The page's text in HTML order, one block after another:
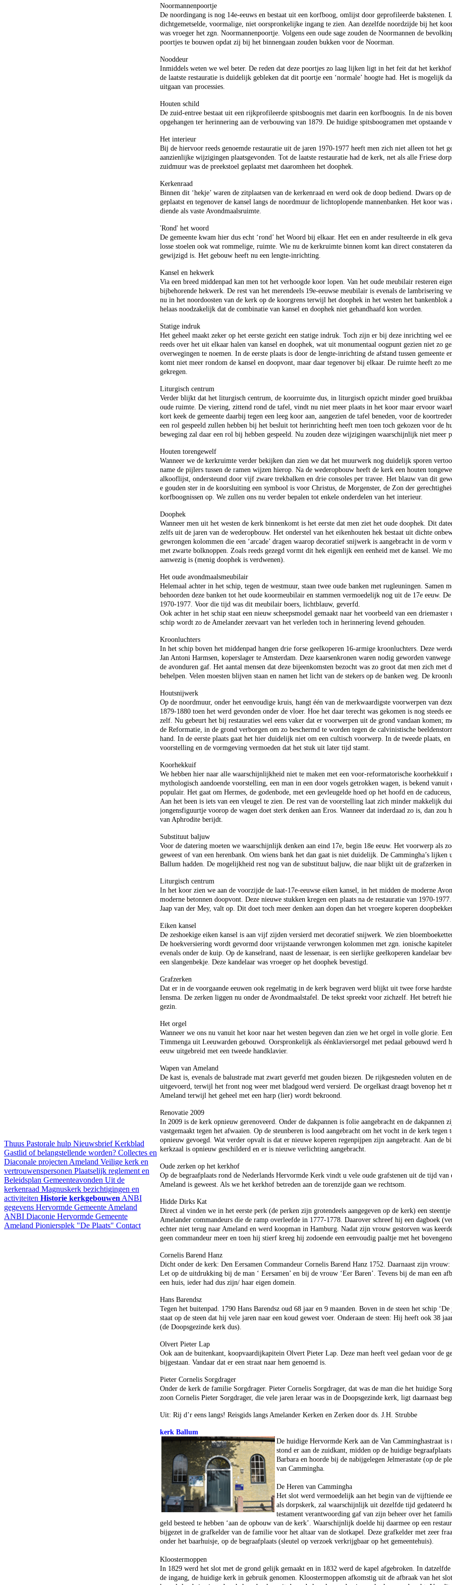
Thuus Pastorale hulp NieuwsbriefKerkblad
Gastlid of belangstellende worden? Collectes en
Diaconale projecten Ameland Veilige kerk en
vertrouwenspersonen Plaatselijk reglement en
Beleidsplan Gemeenteavonden Uit de
kerkenraad Magnuskerk bezichtigingen en
activiteiten Historie kerkgebouwen ANBI
gegevens Hervormde Gemeente Ameland
ANBI Diaconie Hervormde Gemeente
Ameland Pioniersplek "De Plaats" Contact
Noormannenpoortje
De noordingang is nog 14e-eeuws en bestaat uit een korfboog, omlijst door geprofileerde bakstenen.
dichtgemetselde, voormalige, niet oorspronkelijke ingang te zien. Aan dezelfde noordzijde bij het
was vroeger het zgn. Noormannenpoortje. Volgens een oude sage zouden de Noormannen de
poortjes te bouwen opdat zij bij het binnengaan zouden bukken voor de Noorman.
Nooddeur
Inmiddels weten we wel beter. De reden dat deze poortjes zo laag lijken ligt in het feit dat het
de laatste restauratie is duidelijk gebleken dat dit poortje een ‘normale’ hoogte had. Het is mogelijk
uitgaan van processies.
Houten schild
De zuid-entree bestaat uit een rijkprofileerde spitsboognis met daarin een korfboognis. In de nis
opgehangen ter herinnering aan de verbouwing van 1879. De huidige spitsboogramen met opstaande
Het interieur
Bij de hiervoor reeds genoemde restauratie uit de jaren 1970-1977 heeft men zich niet alleen tot het
aanzienlijke wijzigingen plaatsgevonden. Tot de laatste restauratie had de kerk, net als alle Friese
zuidmuur was de preekstoel geplaatst met daaromheen het doophek.
Kerkenraad
Binnen dit ‘hekje’ waren de zitplaatsen van de kerkenraad en werd ook de doop bediend. Dwars op
geplaatst en tegenover de kansel langs de noordmuur de lichtoplopende mannenbanken. Het koor
diende als vaste Avondmaalsruimte.
'Rond' het woord
De gemeente kwam hier dus echt ‘rond’ het Woord bij elkaar. Het een en ander resulteerde in elk
losse stoelen ook wat rommelige, ruimte. Wie nu de kerkruimte binnen komt kan direct constateren
gewijzigd is. Het gebouw heeft nu een lengte-inrichting.
Kansel en hekwerk
Via een breed middenpad kan men tot het verhoogde koor lopen. Van het oude meubilair resteren
bijbehorende hekwerk. De rest van het merendeels 19e-eeuwse meubilair is evenals de lambrisering
nu in het noordoosten van de kerk op de koorgrens terwijl het doophek in het westen het bankenblok
helaas noodzakelijk dat de combinatie van kansel en doophek niet gehandhaafd kon worden.
Statige indruk
Het geheel maakt zeker op het eerste gezicht een statige indruk. Toch zijn er bij deze inrichting wel
reeds over het uit elkaar halen van kansel en doophek, wat uit monumentaal oogpunt gezien niet zo
overwegingen te noemen. In de eerste plaats is door de lengte-inrichting de afstand tussen gemeente
komt niet meer rondom de kansel en doopvont, maar daar tegenover bij elkaar. De ruimte heeft zo
gekregen.
Liturgisch centrum
Verder blijkt dat het liturgisch centrum, de koorruimte dus, in liturgisch opzicht minder goed
oude ruimte. De viering, zittend rond de tafel, vindt nu niet meer plaats in het koor maar ervoor
kort keek de gemeente daarbij tegen een leeg koor aan, aangezien de tafel beneden, voor de
een rol gespeeld zullen hebben bij het besluit tot herinrichting heeft men toen toch gekozen voor de
beweging zal daar een rol bij hebben gespeeld. Nu zouden deze wijzigingen waarschijnlijk niet meer
Houten torengewelf
Wanneer we de kerkruimte verder bekijken dan zien we dat het muurwerk nog duidelijk sporen
name de pijlers tussen de ramen wijzen hierop. Na de wederopbouw heeft de kerk een houten
alkooflijst, ondersteund door vijf zware trekbalken en drie consoles per travee. Het blauw van dit
e gouden ster in de koorsluiting een symbool is voor Christus, de Morgenster, de Zon der
korfboognissen op. We zullen ons nu verder bepalen tot enkele onderdelen van het interieur.
Doophek
Wanneer men uit het westen de kerk binnenkomt is het eerste dat men ziet het oude doophek. Dit
zelfs uit de jaren van de wederopbouw. Het onderstel van het eikenhouten hek bestaat uit dichte
gewrongen kolommen die een ‘arcade’ dragen waarop decoratief snijwerk is aangebracht in de
met zwarte bolknoppen. Zoals reeds gezegd vormt dit hek eigenlijk een eenheid met de kansel. We
aanwezig is (menig doophek is verdwenen).
Het oude avondmaalsmeubilair
Helemaal achter in het schip, tegen de westmuur, staan twee oude banken met rugleuningen. Samen
behoorden deze banken tot het oude koormeubilair en stammen vermoedelijk nog uit de 17e eeuw.
1970-1977. Voor die tijd was dit meubilair boers, lichtblauw, geverfd.
Ook achter in het schip staat een nieuw scheepsmodel gemaakt naar het voorbeeld van een
schip wordt zo de Amelander zeevaart van het verleden toch in herinnering levend gehouden.
Kroonluchters
In het schip boven het middenpad hangen drie forse geelkoperen 16-armige kroonluchters. Deze
Jan Antoni Harmsen, koperslager te Amsterdam. Deze kaarsenkronen waren nodig geworden
de avonduren gaf. Het aantal mensen dat deze bijeenkomsten bezocht was zo groot dat men zich met
behelpen. Velen moesten blijven staan en namen het licht van de stekers op de banken weg. De
Houtsnijwerk
Op de noordmuur, onder het eenvoudige kruis, hangt één van de merkwaardigste voorwerpen van
1879-1880 toen het werd gevonden onder de vloer. Hoe het daar terecht was gekomen is nog steeds
zelf. Nu gebeurt het bij restauraties wel eens vaker dat er voorwerpen uit de grond vandaan komen;
de Reformatie, in de grond verborgen om zo beschermd te worden tegen de calvinistische
hand. In de eerste plaats gaat het hier duidelijk niet om een cultisch voorwerp. In de tweede plaats,
voorstelling en de vormgeving vermoeden dat het stuk uit later tijd stamt.
Koorhekkuif
We hebben hier naar alle waarschijnlijkheid niet te maken met een voor-reformatorische koorhekkuif
mythologisch aandoende voorstelling, een man in een door vogels getrokken wagen, is bekend
populair. Het gaat om Hermes, de godenbode, met een gevleugelde hoed op het hoofd en de
Aan het been is iets van een vleugel te zien. De rest van de voorstelling laat zich minder makkelijk
jongensfiguurtje voorop de wagen doet sterk denken aan Eros. Wanneer dat inderdaad zo is, dan
van Aphrodite berijdt.
Substituut baljuw
Voor de datering moeten we waarschijnlijk denken aan eind 17e, begin 18e eeuw. Het voorwerp als
geweest of van een herenbank. Om wiens bank het dan gaat is niet duidelijk. De Cammingha’s lijken
Ballum hadden. De mogelijkheid rest nog van de substituut baljuw, die naar blijkt uit de grafzerken
Liturgisch centrum
In het koor zien we aan de voorzijde de laat-17e-eeuwse eiken kansel, in het midden de moderne
moderne betonnen doopvont. Deze nieuwe stukken kregen een plaats na de restauratie van 1970-
Jaap van der Mey, valt op. Dit doet toch meer denken aan dopen dan het vroegere koperen
Eiken kansel
De zeshoekige eiken kansel is aan vijf zijden versierd met decoratief snijwerk. We zien
De hoekversiering wordt gevormd door vrijstaande verwrongen kolommen met zgn. ionische
evenals onder de kuip. Op de kanselrand, naast de lessenaar, is een sierlijke geelkoperen kandelaar
een slangenbekje. Deze kandelaar was vroeger op het doophek bevestigd.
Grafzerken
Dat er in de voorgaande eeuwen ook regelmatig in de kerk begraven werd blijkt uit twee forse
Iensma. De zerken liggen nu onder de Avondmaalstafel. De tekst spreekt voor zichzelf. Het betreft
gezin.
Het orgel
Wanneer we ons nu vanuit het koor naar het westen begeven dan zien we het orgel in volle glorie.
Timmenga uit Leeuwarden gebouwd. Oorspronkelijk als éénklaviersorgel met pedaal gebouwd werd
eeuw uitgebreid met een tweede handklavier.
Wapen van Ameland
De kast is, evenals de balustrade mat zwart geverfd met gouden biezen. De rijkgesneden voluten en
uitgevoerd, terwijl het front nog weer met bladgoud werd versierd. De orgelkast draagt bovenop het
Ameland terwijl het geheel met een harp (lier) wordt bekroond.
Renovatie 2009
In 2009 is de kerk opnieuw gerenoveerd. Onder de dakpannen is folie aangebracht en de dakpannen
vastgemaakt tegen het afwaaien. Op de steunberen is lood aangebracht om het vocht in de kerk
opnieuw gevoegd. Wat verder opvalt is dat er nieuwe koperen regenpijpen zijn aangebracht. Aan de
kerkzaal is opnieuw geschilderd en er is nieuwe verlichting aangebracht.
Oude zerken op het kerkhof
Op de begraafplaats rond de Nederlands Hervormde Kerk vindt u vele oude grafstenen uit de tijd
Ameland is geweest. Als we het kerkhof betreden aan de torenzijde gaan we rechtsom.
Hidde Dirks Kat
Direct al vinden we in het eerste perk (de perken zijn grotendeels aangegeven op de kerk) een
Amelander commandeurs die de ramp overleefde in 1777-1778. Daarover schreef hij een dagboek
echter niet terug naar Ameland en werd koopman in Hamburg. Nadat zijn vrouw gestorven was
geen commandeur meer en toen hij stierf kreeg hij zodoende een eenvoudig paaltje met het
Cornelis Barend Hanz
Dicht onder de kerk: Den Eersamen Commandeur Cornelis Barend Hanz 1752. Daarnaast zijn
Let op de uitdrukking bij de man ‘ Eersamen’ en bij de vrouw ‘Eer Baren’. Tevens bij de man een
een huis, ieder had dus zijn/ haar eigen domein.
Hans Barendsz
Tegen het buitenpad. 1790 Hans Barendsz oud 68 jaar en 9 maanden. Boven in de steen het schip
staat op de steen dat hij vele jaren naar een koud gewest voer. Onderaan de steen: Hij heeft ook 38
(de Doopsgezinde kerk dus).
Olvert Pieter Lap
Ook aan de buitenkant, koopvaardijkapitein Olvert Pieter Lap. Deze man heeft veel gedaan voor de
bijgestaan. Vandaar dat er een straat naar hem genoemd is.
Pieter Cornelis Sorgdrager
Onder de kerk de familie Sorgdrager. Pieter Cornelis Sorgdrager, dat was de man die het huidige
zoon Cornelis Pieter Sorgdrager, die vele jaren leraar was in de Doopsgezinde kerk, ligt daarnaast
Uit: Rij d’r eens langs! Reisgids langs Amelander Kerken en Zerken door ds. J.H. Strubbe
kerk Ballum
De huidige Hervormde Kerk aan de Van Camminghastraat
stond er aan de zuidkant, midden op de huidige
Barbara en hoorde bij de nabijgelegen Jelmerastate (op de
van Cammingha.
De Heren van Cammingha
Het slot werd vermoedelijk aan het begin van de vijftiende
als dorpskerk, zal waarschijnlijk uit dezelfde tijd gedateerd
testament verantwoording gaf van zijn beheer over het
geld besteed te hebben ‘aan de opbouw van de kerk’. Waarschijnlijk doelde hij daarmee op een
bijgezet in de grafkelder van de familie voor het altaar van de slotkapel. Deze grafkelder met zeer
onder het baarhuisje, op de begraafplaats (sleutel op verzoek verkrijgbaar op het gemeentehuis).
Kloostermoppen
In 1829 werd het slot met de grond gelijk gemaakt en in 1832 werd de kapel afgebroken. In
de ingang, de huidige kerk in gebruik genomen. Kloostermoppen afkomstig uit de afbraak van het